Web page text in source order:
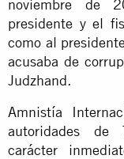
noviembre de
presidente y el
como al
acusaba de
Judzhand.
Amnistía
autoridades de
carácter